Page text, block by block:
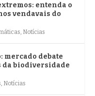
entenda o
vendavais do
Notícias
mercado debate
da biodiversidade
Notícias